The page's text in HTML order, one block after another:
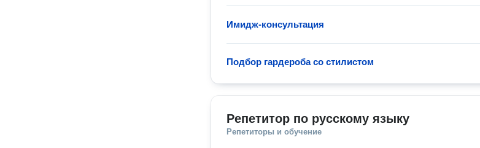
Имидж-консультация
Подбор гардероба со стилистом
Репетитор по русскому языку
Репетиторы и обучение